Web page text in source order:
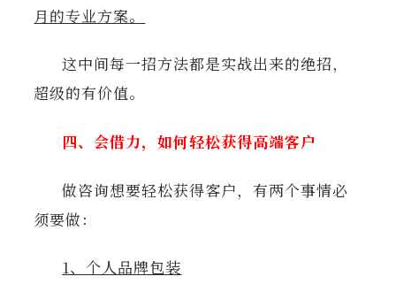
月的专业方案。
这中间每一招方法都是实战出来的绝招，
超级的有价值。
四、会借力，如何轻松获得高端客户
做咨询想要轻松获得客户，有两个事情必
须要做：
1、个人品牌包装